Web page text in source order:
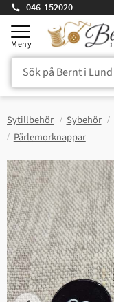
Meny
046-152020
Sytillbehör Sybehör
Pärlemorknappar